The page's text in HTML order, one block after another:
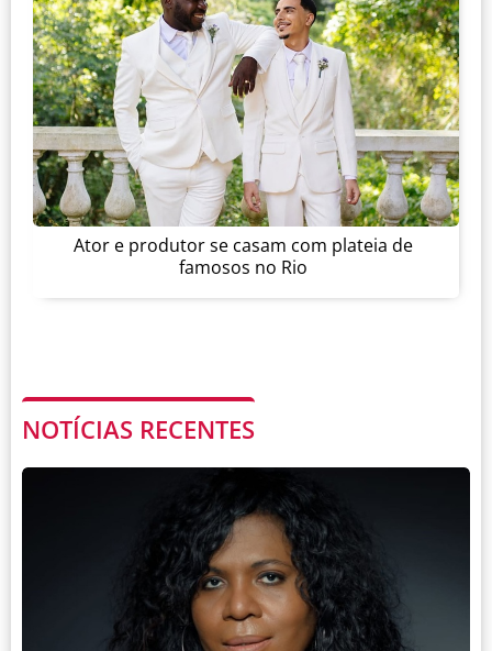
Ator e produtor se casam com plateia de
famosos no Rio
NOTÍCIAS RECENTES